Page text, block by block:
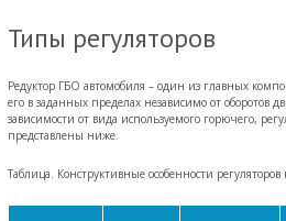
Типы регуляторов
Редуктор ГБО автомобиля – один из главных
его в заданных пределах независимо от оборотов
зависимости от вида используемого горючего,
представлены ниже.
Таблица. Конструктивные особенности регуляторов